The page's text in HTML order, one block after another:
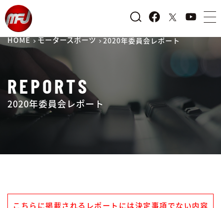
HOME モータースポーツ 2020年委員会レポート
REPORTS
2020年委員会レポート
こちらに掲載されるレポートには決定事項でない内容